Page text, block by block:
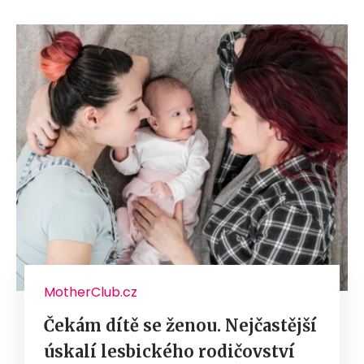
MotherClub.cz
Čekám dítě se ženou. Nejčastější
úskalí lesbického rodičovství